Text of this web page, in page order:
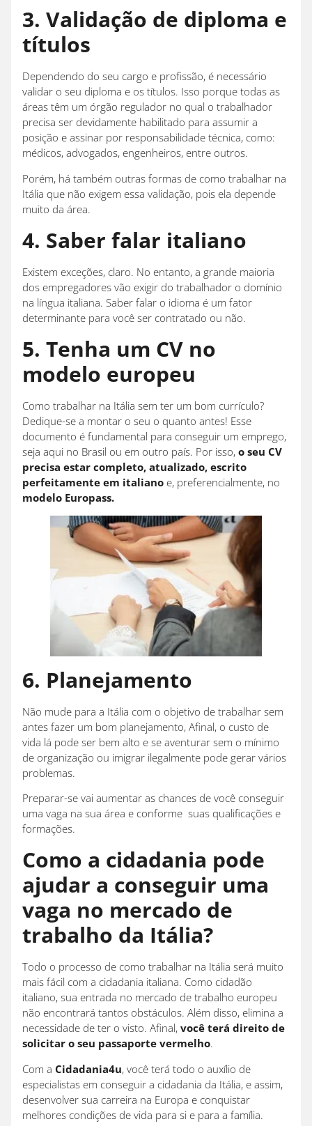
3. Validação de diploma e
títulos
Dependendo do seu cargo e profissão, é necessário
validar o seu diploma e os títulos. Isso porque todas as
áreas têm um órgão regulador no qual o trabalhador
precisa ser devidamente habilitado para assumir a
posição e assinar por responsabilidade técnica, como:
médicos, advogados, engenheiros, entre outros.
Porém, há também outras formas de como trabalhar na
Itália que não exigem essa validação, pois ela depende
muito da área.
4. Saber falar italiano
Existem exceções, claro. No entanto, a grande maioria
dos empregadores vão exigir do trabalhador o domínio
na língua italiana. Saber falar o idioma é um fator
determinante para você ser contratado ou não.
5. Tenha um CV no
modelo europeu
Como trabalhar na Itália sem ter um bom currículo?
Dedique-se a montar o seu o quanto antes! Esse
documento é fundamental para conseguir um emprego,
seja aqui no Brasil ou em outro país. Por isso, o seu CV
precisa estar completo, atualizado, escrito
perfeitamente em italiano e, preferencialmente, no
modelo Europass.
6. Planejamento
Não mude para a Itália com o objetivo de trabalhar sem
antes fazer um bom planejamento, Afinal, o custo de
vida lá pode ser bem alto e se aventurar sem o mínimo
de organização ou imigrar ilegalmente pode gerar vários
problemas.
Preparar-se vai aumentar as chances de você conseguir
uma vaga na sua área e conforme suas qualificações e
formações.
Como a cidadania pode
ajudar a conseguir uma
vaga no mercado de
trabalho da Itália?
Todo o processo de como trabalhar na Itália será muito
mais fácil com a cidadania italiana. Como cidadão
italiano, sua entrada no mercado de trabalho europeu
não encontrará tantos obstáculos. Além disso, elimina a
necessidade de ter o visto. Afinal, você terá direito de
solicitar o seu passaporte vermelho.
Com a Cidadania4u, você terá todo o auxílio de
especialistas em conseguir a cidadania da Itália, e assim,
desenvolver sua carreira na Europa e conquistar
melhores condições de vida para si e para a família.